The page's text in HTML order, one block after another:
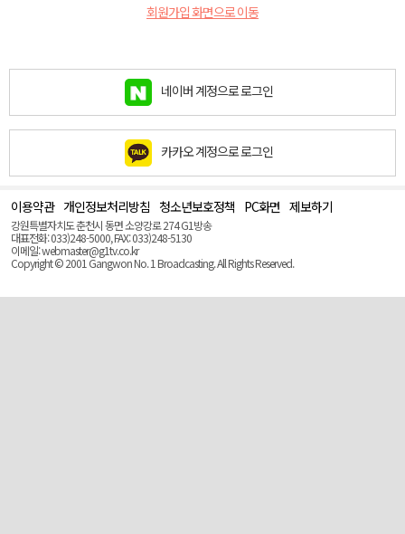
회원가입 화면으로 이동
네이버 계정으로 로그인
카카오 계정으로 로그인
이용약관 개인정보처리방침 청소년보호정책 PC화면 제보하기
강원특별자치도 춘천시 동면 소양강로 274 G1방송
대표전화: 033)248-5000, FAX: 033)248-5130
이메일: webmaster@g1tv.co.kr
Copyright © 2001 Gangwon No. 1 Broadcasting. All Rights Reserved.